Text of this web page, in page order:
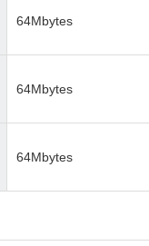
64Mbytes
64Mbytes
64Mbytes